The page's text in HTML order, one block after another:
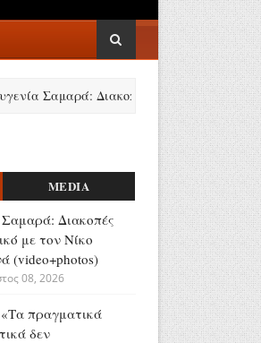
Διακοπές στο Μεξικό με τον Νίκο
MEDIA
Σαμαρά: Διακοπές
με τον Νίκο
(video+photos)
08, 2026
πραγματικά
δεν